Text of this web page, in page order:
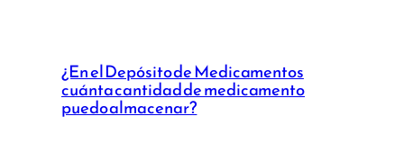
¿En el Depósito de Medicamentos
cuánta cantidad de medicamento
puedo almacenar?